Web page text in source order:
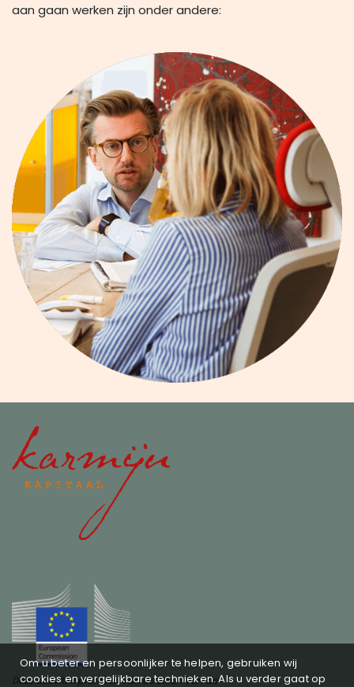
aan gaan werken zijn onder andere:
Deze activiteit profiteert van de steun van de
Om u beter en persoonlijker te helpen, gebruiken wij
cookies en vergelijkbare technieken. Als u verder gaat op